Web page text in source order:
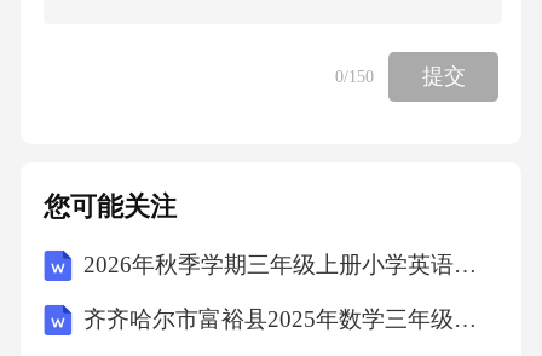
据或增加新的数据到数据文件中,能够用下面命
Dirtydatafilehct_
0/150 提交
您可能关注
2026年秋季学期三年级上册小学英语（人教精通版三起）教学计划含教学进度表
齐齐哈尔市富裕县2025年数学三年级下学期期末学业质量监测试题含答案解析